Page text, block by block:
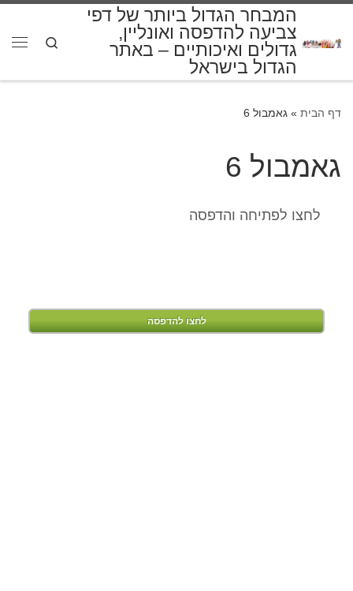
המבחר הגדול ביותר של דפי
צביעה להדפסה ואונליין,
גדולים ואיכותיים – באתר
הגדול בישראל
Search
דף הבית » גאמבול 6
גאמבול 6
לחצו לפתיחה והדפסה
לחצו להדפסה